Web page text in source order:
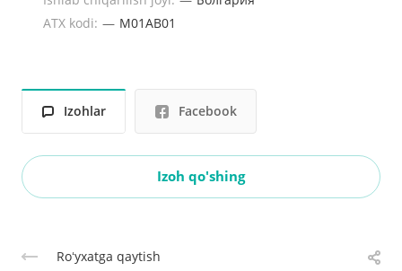
ATX kodi: — M01AB01
Izohlar Facebook
Izoh qo'shing
Roʻyxatga qaytish